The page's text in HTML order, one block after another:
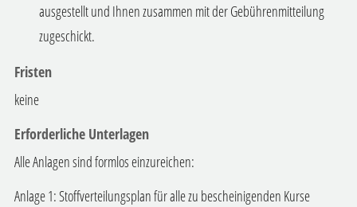
ausgestellt und Ihnen zusammen mit der Gebührenmitteilung
zugeschickt.
Fristen
keine
Erforderliche Unterlagen
Alle Anlagen sind formlos einzureichen:
Anlage 1: Stoffverteilungsplan für alle zu bescheinigenden Kurse